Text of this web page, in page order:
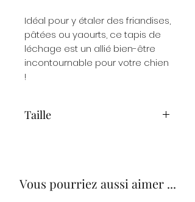
Idéal pour y étaler des friandises,
pâtées ou yaourts, ce tapis de
léchage est un allié bien-être
incontournable pour votre chien
!
Taille
Vous pourriez aussi aimer ...